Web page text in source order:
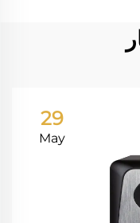
29
May